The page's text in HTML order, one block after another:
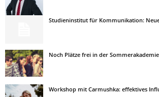
Studieninstitut für Kommunikation:
Noch Plätze frei in der
Workshop mit Carmushka: effektives